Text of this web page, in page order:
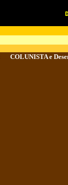
COLUNISTA e